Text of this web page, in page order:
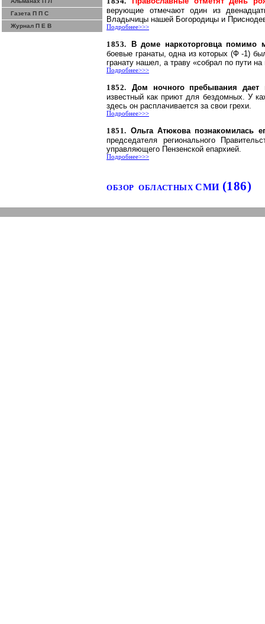
Газета П П С
Журнал П Е В
верующие отмечают один из
Владычицы нашей Богородицы и
Подробнее>>>
1853. В доме наркоторговца помимо
боевые гранаты, одна из которых (Ф -1)
гранату нашел, а траву «собрал по пути на
Подробнее>>>
1852.
Дом ночного пребывания
известный как приют для бездомных. У
здесь он расплачивается за свои грехи.
Подробнее>>>
1851. ОльгаАтюковапознакомилась
председателя регионального
управляющего Пензенской епархией.
Подробнее>>>
ОБЗОР ОБЛАСТНЫХСМИ (186)